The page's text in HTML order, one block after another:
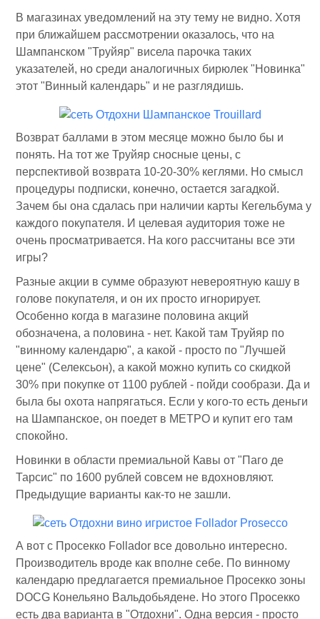
В магазинах уведомлений на эту тему не видно. Хотя
при ближайшем рассмотрении оказалось, что на
Шампанском "Труйяр" висела парочка таких
указателей, но среди аналогичных бирюлек "Новинка"
этот "Винный календарь" и не разглядишь.
Возврат баллами в этом месяце можно было бы и
понять. На тот же Труйяр сносные цены, с
перспективой возврата 10-20-30% кеглями. Но смысл
процедуры подписки, конечно, остается загадкой.
Зачем бы она сдалась при наличии карты Кегельбума у
каждого покупателя. И целевая аудитория тоже не
очень просматривается. На кого рассчитаны все эти
игры?
Разные акции в сумме образуют невероятную кашу в
голове покупателя, и он их просто игнорирует.
Особенно когда в магазине половина акций
обозначена, а половина - нет. Какой там Труйяр по
"винному календарю", а какой - просто по "Лучшей
цене" (Селексьон), а какой можно купить со скидкой
30% при покупке от 1100 рублей - пойди сообрази. Да и
была бы охота напрягаться. Если у кого-то есть деньги
на Шампанское, он поедет в МЕТРО и купит его там
спокойно.
Новинки в области премиальной Кавы от "Паго де
Тарсис" по 1600 рублей совсем не вдохновляют.
Предыдущие варианты как-то не зашли.
А вот с Просекко Follador все довольно интересно.
Производитель вроде как вполне себе. По винному
календарю предлагается премиальное Просекко зоны
DOCG Конельяно Вальдобьядене. Но этого Просекко
есть два варианта в "Отдохни". Одна версия - просто